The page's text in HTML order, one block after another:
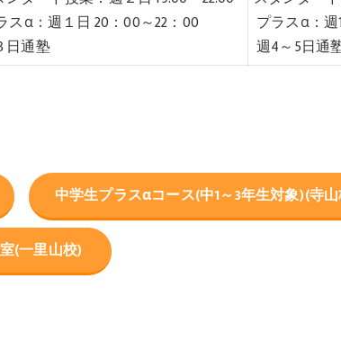
スα：週１日 20：00～22：00
日通塾
プラスα：週
週4～5日通
中学生プラスαコース(中1～3年生対象)(寺
(一里山校)